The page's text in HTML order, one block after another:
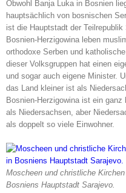
Obwohl Banja Luka in Bosnien
hauptsächlich von bosnischen
ist die Hauptstadt der
Bosnien-Herzigowina leben
orthodoxe Serben und
dieser Volksgruppen hat einen
und sogar auch eigene Minister.
das Land kleiner ist als
Bosnien-Herzigowina ist ein ganz
als Niedersachsen, aber
als doppelt so viele Einwohner.
Moscheen und christliche
Bosniens Hauptstadt Sarajevo.